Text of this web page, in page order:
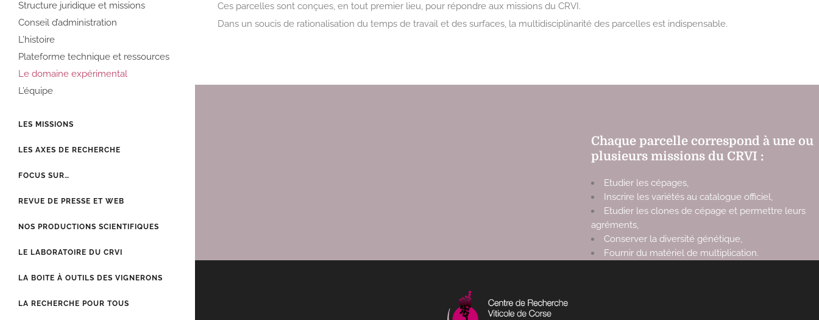
Structure juridique et missions
Conseil d’administration
L’histoire
Plateforme technique et ressources
Le domaine expérimental
L’équipe
LES MISSIONS
LES AXES DE RECHERCHE
FOCUS SUR…
REVUE DE PRESSE ET WEB
NOS PRODUCTIONS SCIENTIFIQUES
LE LABORATOIRE DU CRVI
LA BOITE À OUTILS DES VIGNERONS
LA RECHERCHE POUR TOUS
Ces parcelles sont conçues, en tout premier lieu, pour répondre aux missions du CRVI.
Dans un soucis de rationalisation du temps de travail et des surfaces, la multidisciplinarité des parcelles est indispensable.
Chaque parcelle correspond à une ou
plusieurs missions du CRVI :
Etudier les cépages,
Inscrire les variétés au catalogue officiel,
Etudier les clones de cépage et permettre leurs
agréments,
Conserver la diversité génétique,
Fournir du matériel de multiplication.